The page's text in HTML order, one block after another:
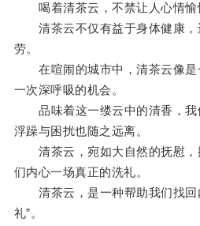
喝着清茶云，不禁让人心情愉
清茶云不仅有益于身体健康，
劳。
在喧闹的城市中，清茶云像是
一次深呼吸的机会。
品味着这一缕云中的清香，我
浮躁与困扰也随之远离。
清茶云，宛如大自然的抚慰，
们内心一场真正的洗礼。
清茶云，是一种帮助我们找回
礼”。